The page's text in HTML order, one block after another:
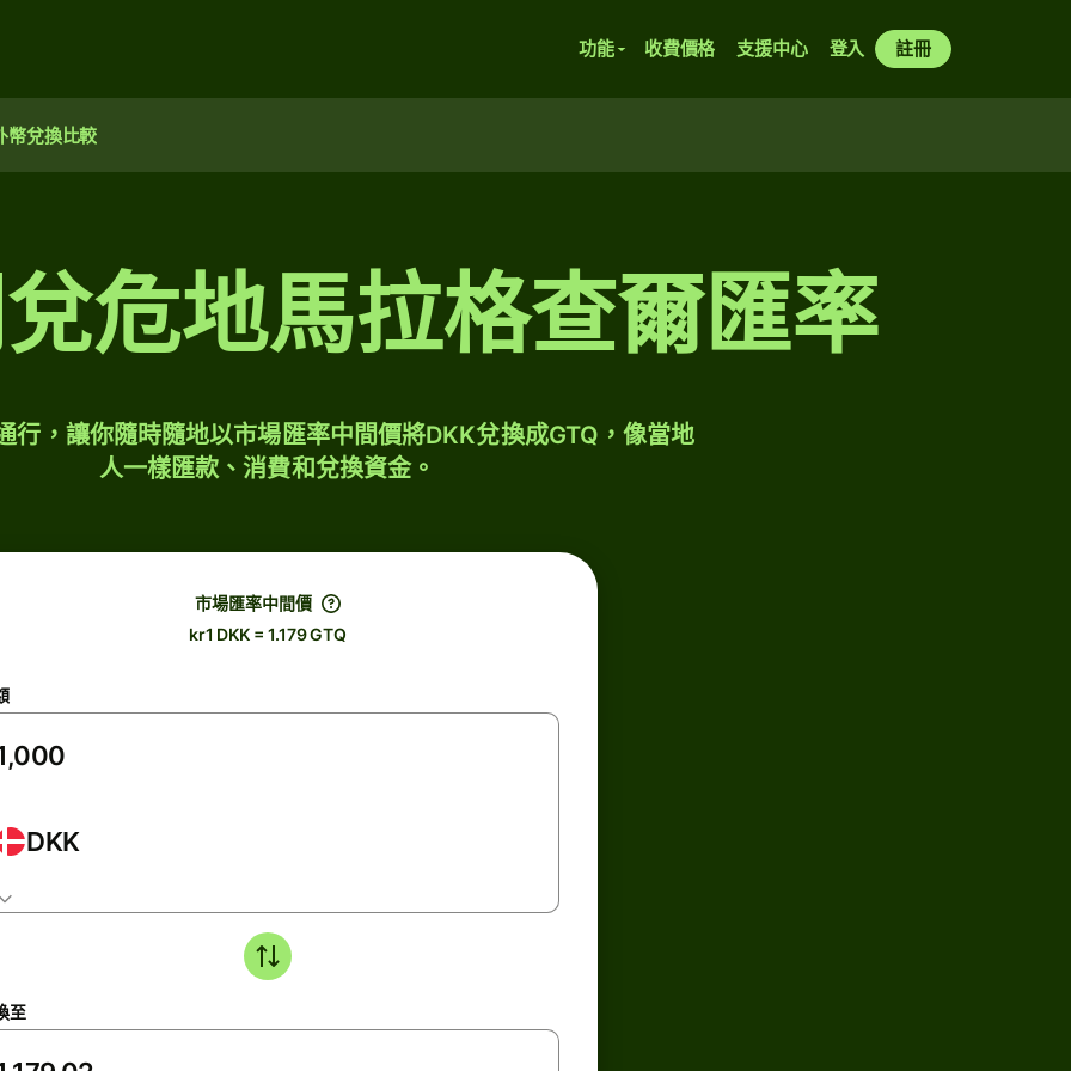
功能 收費價格 支援中心 登入 註冊
幣兌換比較
危地馬拉格查爾匯率
行，讓你隨時隨地以市場匯率中間價將DKK兌換成GTQ，像當地
人一樣匯款、消費和兌換資金。
市場匯率中間價
kr1 DKK = 1.179 GTQ
DKK
至